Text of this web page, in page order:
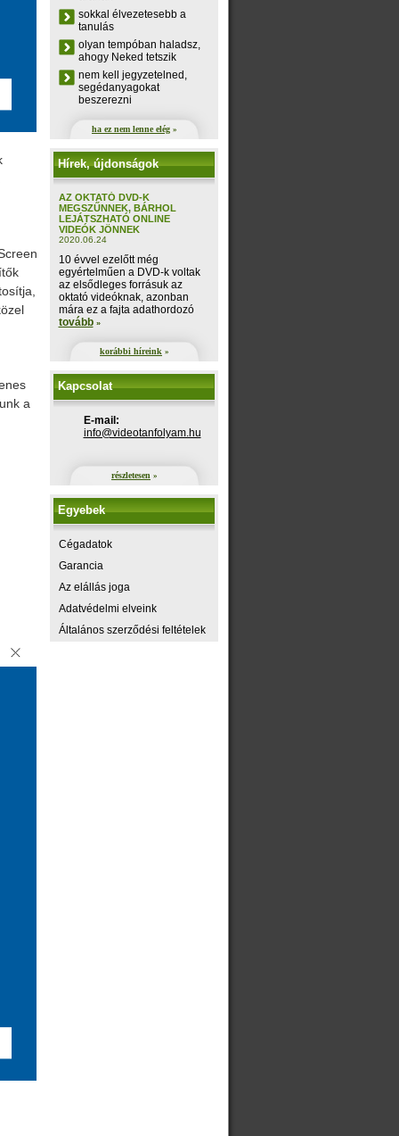
a
sokkal élvezetesebb a
tanulás
olyan tempóban haladsz,
ahogy Neked tetszik
nem kell jegyzetelned,
segédanyagokat
beszerezni
ha ez nem lenne elég »
Hírek, újdonságok
AZ OKTATÓ DVD-K
MEGSZŰNNEK, BÁRHOL
LEJÁTSZHATÓ ONLINE
VIDEÓK JÖNNEK
2020.06.24
10 évvel ezelőtt még
egyértelműen a DVD-k voltak
az elsődleges forrásuk az
oktató videóknak, azonban
mára ez a fajta adathordozó
tovább »
korábbi híreink »
Kapcsolat
E-mail:
uh.maylofnatoediv@ofni
részletesen »
Egyebek
Cégadatok
Garancia
Az elállás joga
Adatvédelmi elveink
Általános szerződési feltételek